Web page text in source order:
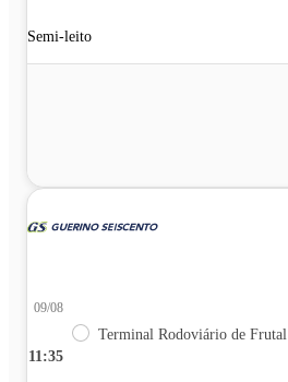
Semi-leito
11:35
09/08
Terminal Rodoviário de Frutal